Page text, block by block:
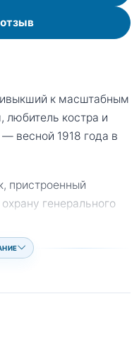
к масштабным
костра и
весной 1918 года в
пристроенный
генерального